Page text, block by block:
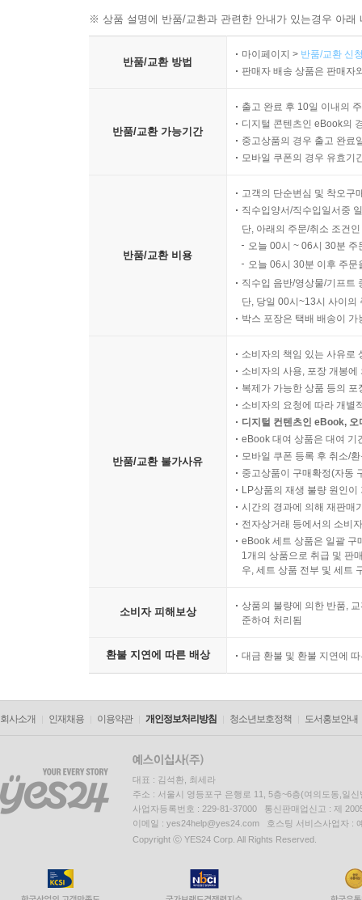
※ 상품 설명에 반품/교환과 관련한 안내가 있는경우 아
반품/교환 방법
마이페이지 > 반품/교환 신
판매자 배송 상품은 판매자
반품/교환 가능기간
출고 완료 후 10일 이내의
디지털 콘텐츠인 eBook의
중고상품의 경우 출고 완료
모바일 쿠폰의 경우 유효기
반품/교환 비용
고객의 단순변심 및 착오구
직수입양서/직수입일서중
단, 아래의 주문/취소 조건
오늘 00시 ~ 06시 30분
오늘 06시 30분 이후 주
직수입 음반/영상물/기프트
단, 당일 00시~13시 사이의
박스 포장은 택배 배송이
반품/교환 불가사유
소비자의 책임 있는 사유로
소비자의 사용, 포장 개봉
복제가 가능한 상품 등의
소비자의 요청에 따라 개별
디지털 컨텐츠인 eBook,
eBook 대여 상품은 대여 기
모바일 쿠폰 등록 후 취소/
중고상품이 구매확정(자동
LP상품의 재생 불량 원인
시간의 경과에 의해 재판매
전자상거래 등에서의 소비
eBook 세트 상품은 일괄 구
1개의 상품으로 취급 및 판
우, 세트 상품 전부 및 세트
소비자 피해보상
상품의 불량에 의한 반품,
준하여 처리됨
환불 지연에 따른 배상 대금 환불 및 환불 지연에
회사소개 인재채용 이용약관 개인정보처리방침 청소년보호정책 도서홍보안내
대표 : 김석환, 최세라
주소 : 서울시 영등포구 은행로 11, 5층~6층(여의도동,일신
사업자등록번호 : 229-81-37000 통신판매업신고 : 제
이메일 : yes24help@yes24.com 호스팅 서비스사업자 :
Copyright ⓒ YES24 Corp. All Rights Reserved.